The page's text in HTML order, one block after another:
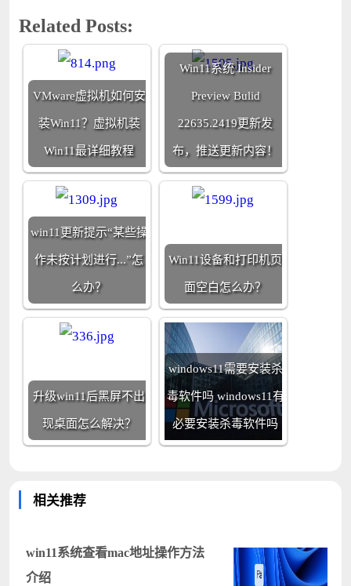
Related Posts:
VMware虚拟机如何安
装Win11？虚拟机装
Win11最详细教程
Win11系统 Insider
Preview Bulid
22635.2419更新发
布，推送更新内容！
win11更新提示“某些操
作未按计划进行...”怎
么办？
Win11设备和打印机页
面空白怎么办？
升级win11后黑屏不出
现桌面怎么解决？
windows11需要安装杀
毒软件吗 windows11有
必要安装杀毒软件吗
相关推荐
win11系统查看mac地址操作方法
介绍